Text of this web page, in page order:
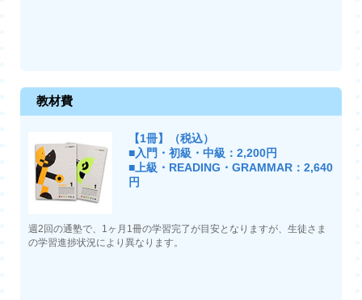
教材費
【1冊】（税込）
■入門・初級・中級：2,200円
■上級・READING・GRAMMAR：2,640
円
週2回の通塾で、1ヶ月1冊の学習完了が目安となりますが、生徒さま
の学習進捗状況により異なります。